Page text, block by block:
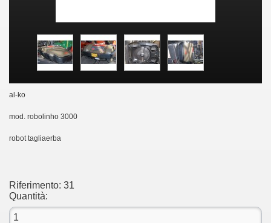
al-ko
mod. robolinho 3000
robot tagliaerba
Riferimento: 31
Quantità: